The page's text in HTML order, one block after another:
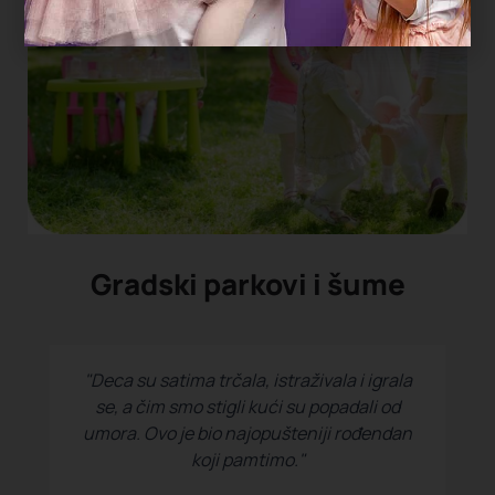
Gradski parkovi i šume
"Deca su satima trčala, istraživala i igrala
se, a čim smo stigli kući su popadali od
umora. Ovo je bio najopušteniji rođendan
koji pamtimo."